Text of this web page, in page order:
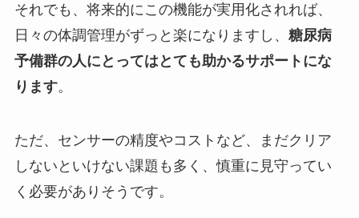
それでも、将来的にこの機能が実用化されれば、
日々の体調管理がずっと楽になりますし、 糖尿病
予備群の人にとってはとても助かるサポートにな
ります。
ただ、センサーの精度やコストなど、まだクリア
しないといけない課題も多く、慎重に見守ってい
く必要がありそうです。